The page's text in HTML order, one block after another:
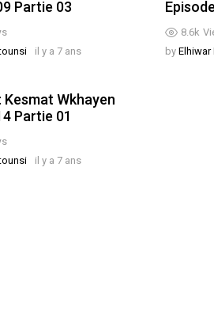
Partie 03
il y a 7 ans
8.6k
by Elhiwar
Kesmat Wkhayen
Partie 01
il y a 7 ans